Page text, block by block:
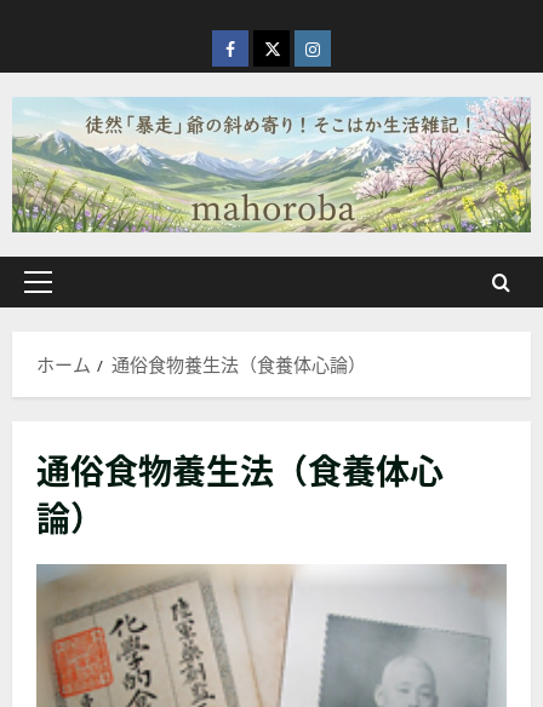
を
ス
キ
ッ
プ
facebook
X Instagram
メ
ン
ー
ホーム 通俗食物養生法（食養体心論）
通俗食物養生法（食養体心
論）